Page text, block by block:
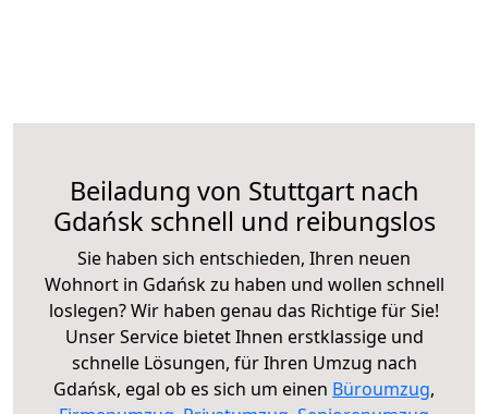
Beiladung von Stuttgart nach
Gdańsk schnell und reibungslos
Sie haben sich entschieden, Ihren neuen
Wohnort in Gdańsk zu haben und wollen schnell
loslegen? Wir haben genau das Richtige für Sie!
Unser Service bietet Ihnen erstklassige und
schnelle Lösungen, für Ihren Umzug nach
Gdańsk, egal ob es sich um einen Büroumzug,